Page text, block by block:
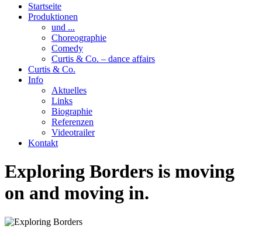
Startseite
Produktionen
und ...
Choreographie
Comedy
Curtis & Co. – dance affairs
Curtis & Co.
Info
Aktuelles
Links
Biographie
Referenzen
Videotrailer
Kontakt
Exploring Borders is moving
on and moving in.